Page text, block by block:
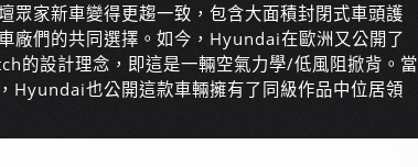
眾家新車變得更趨一致，包含大面積封閉式車頭護
廠們的共同選擇。如今，Hyundai在歐洲又公開了
的設計理念，即這是一輛空氣力學/低風阻掀背。當
Hyundai也公開這款車輛擁有了同級作品中位居領